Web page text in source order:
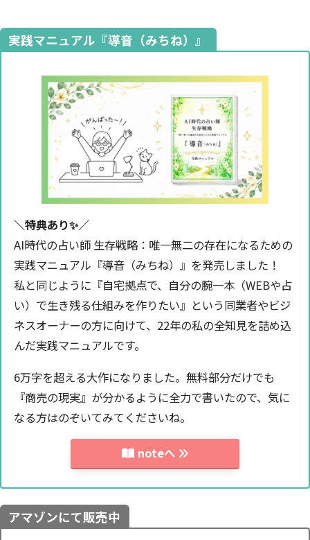
実践マニュアル『導音（みちね）』
＼特典あり✨️／
AI時代の占い師 生存戦略：唯一無二の存在になるための
実践マニュアル『導音（みちね）』を発売しました！
私と同じように『自宅拠点で、自分の腕一本（WEBや占
い）で生き残る仕組みを作りたい』という同業者やビジ
ネスオーナーの方に向けて、22年の私の全知見を詰め込
んだ実践マニュアルです。
6万字を超える大作になりました。無料部分だけでも
『商売の現実』が分かるように全力で書いたので、気に
なる方はのぞいてみてくださいね。
noteへ
アマゾンにて販売中